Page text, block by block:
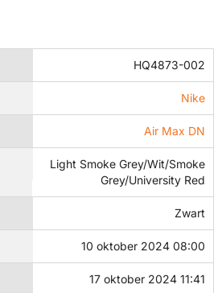
HQ4873-002
Nike
Air Max DN
Light Smoke Grey/Wit/Smoke
Grey/University Red
Zwart
10 oktober 2024 08:00
17 oktober 2024 11:41